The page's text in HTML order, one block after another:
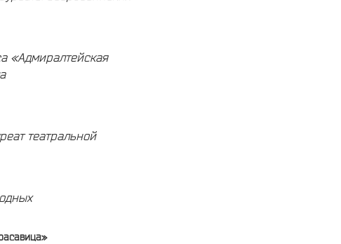
«Адмиралтейская
театральной